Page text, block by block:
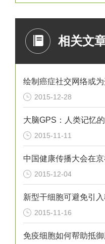
相关文
2015-12-28
大脑GPS：人类记忆
2015-11-11
2015-12-04
新型干细胞可避免引
2015-11-16
免疫细胞如何帮助抵